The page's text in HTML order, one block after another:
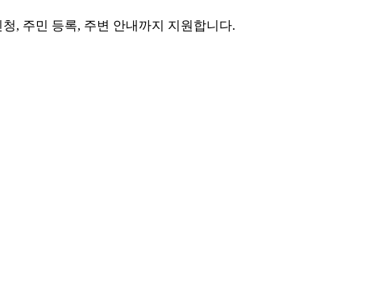
, 주민 등록, 주변 안내까지 지원합니다.